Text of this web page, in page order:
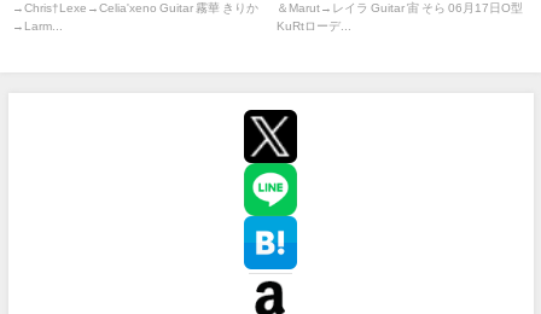
→Chris†Lexe→Celia'xeno Guitar 霧華 きりか
→Larm...
＆Marut→レイラ Guitar 宙 そら 06月17日O型
KuRtローデ...